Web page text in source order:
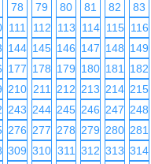
78 79 80 81 82 83
111 112 113 114 115 116
144 145 146 147 148 149
177 178 179 180 181 182
210 211 212 213 214 215
243 244 245 246 247 248
276 277 278 279 280 281
309 310 311 312 313 314